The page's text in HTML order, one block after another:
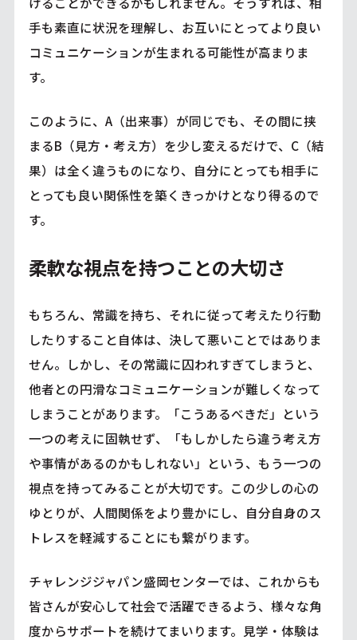
手も素直に状況を理解し、お互いにとってより良い
コミュニケーションが生まれる可能性が高まりま
す。
このように、A（出来事）が同じでも、その間に挟
まるB（見方・考え方）を少し変えるだけで、C（結
果）は全く違うものになり、自分にとっても相手に
とっても良い関係性を築くきっかけとなり得るので
す。
柔軟な視点を持つことの大切さ
もちろん、常識を持ち、それに従って考えたり行動
したりすること自体は、決して悪いことではありま
せん。しかし、その常識に囚われすぎてしまうと、
他者との円滑なコミュニケーションが難しくなって
しまうことがあります。「こうあるべきだ」という
一つの考えに固執せず、「もしかしたら違う考え方
や事情があるのかもしれない」という、もう一つの
視点を持ってみることが大切です。この少しの心の
ゆとりが、人間関係をより豊かにし、自分自身のス
トレスを軽減することにも繋がります。
チャレンジジャパン盛岡センターでは、これからも
皆さんが安心して社会で活躍できるよう、様々な角
度からサポートを続けてまいります。見学・体験は